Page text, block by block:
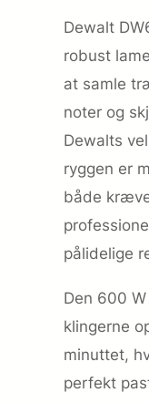
Dewalt
robust
at samle
noter og
Dewalts
ryggen er
både
pålidelige
Den 600
klingerne
minuttet,
perfekt